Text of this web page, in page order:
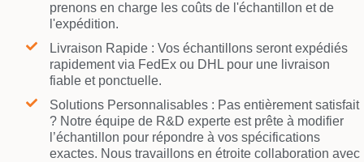
prenons en charge les coûts de l'échantillon et de
l'expédition.
Livraison Rapide : Vos échantillons seront expédiés
rapidement via FedEx ou DHL pour une livraison
fiable et ponctuelle.
Solutions Personnalisables : Pas entièrement satisfait
? Notre équipe de R&D experte est prête à modifier
l’échantillon pour répondre à vos spécifications
exactes. Nous travaillons en étroite collaboration avec